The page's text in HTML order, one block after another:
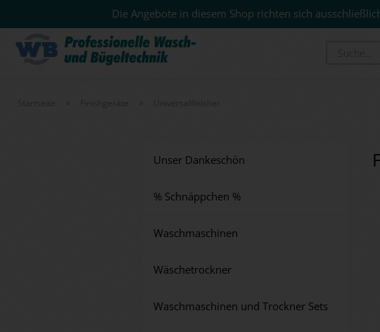
Die Angebote in diesem Shop richten sich
Unser Dankeschön
% Schnäppchen %
Waschmaschinen
Wäschetrockner
Waschmaschinen und Trockner Sets